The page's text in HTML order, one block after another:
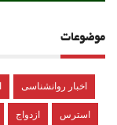
موضوعات
اخبار روانشناسی
ازدواج استرس